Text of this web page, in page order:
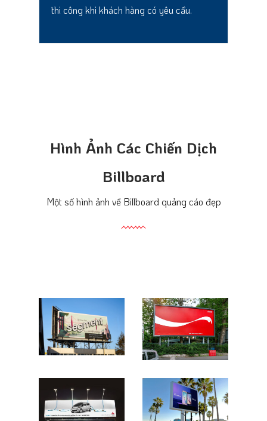
thi công khi khách hàng có yêu cầu.
Hình Ảnh Các Chiến Dịch
Billboard
Một số hình ảnh về Billboard quảng cáo đẹp